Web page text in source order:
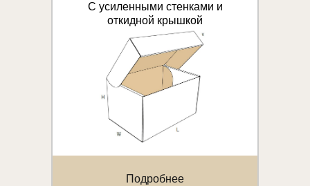
С усиленными стенками и
откидной крышкой
Подробнее